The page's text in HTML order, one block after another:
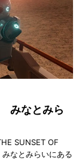
みなとみら
SUNSET OF
なとみらいにある